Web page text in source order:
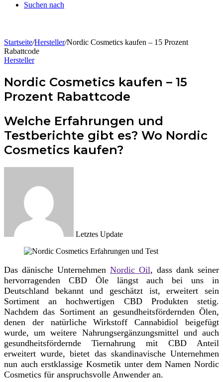
Suchen nach
Startseite/Hersteller/Nordic Cosmetics kaufen – 15 Prozent
Rabattcode
Hersteller
Nordic Cosmetics kaufen – 15
Prozent Rabattcode
Welche Erfahrungen und
Testberichte gibt es? Wo Nordic
Cosmetics kaufen?
Letztes Update
Das dänische Unternehmen Nordic Oil, dass dank seiner
hervorragenden CBD Öle längst auch bei uns in
Deutschland bekannt und geschätzt ist, erweitert sein
Sortiment an hochwertigen CBD Produkten stetig.
Nachdem das Sortiment an gesundheitsfördernden Ölen,
denen der natürliche Wirkstoff Cannabidiol beigefügt
wurde, um weitere Nahrungsergänzungsmittel und auch
gesundheitsfördernde Tiernahrung mit CBD Anteil
erweitert wurde, bietet das skandinavische Unternehmen
nun auch erstklassige Kosmetik unter dem Namen Nordic
Cosmetics für anspruchsvolle Anwender an.